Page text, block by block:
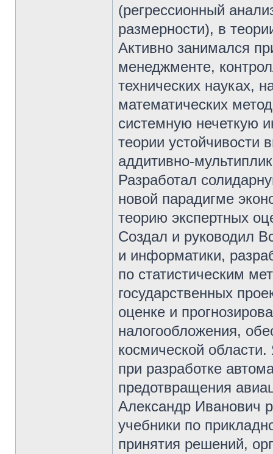
(регрессионный
размерности), в
Активно занимался
менеджменте,
технических науках,
математических
системную нечеткую
теории устойчивости
аддитивно-
Разработал
новой парадигме
теорию экспертных
Создал и руководил
и информатики,
по статистическим
государственных
оценке и
налогообложения,
космической
при разработке
предотвращения
Александр Иванович
учебники по
принятия решений,